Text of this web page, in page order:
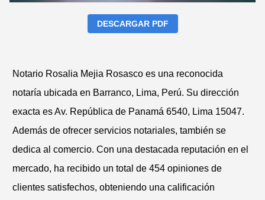
DESCARGAR PDF
Notario Rosalia Mejia Rosasco es una reconocida
notaría ubicada en Barranco, Lima, Perú. Su dirección
exacta es Av. República de Panamá 6540, Lima 15047.
Además de ofrecer servicios notariales, también se
dedica al comercio. Con una destacada reputación en el
mercado, ha recibido un total de 454 opiniones de
clientes satisfechos, obteniendo una calificación